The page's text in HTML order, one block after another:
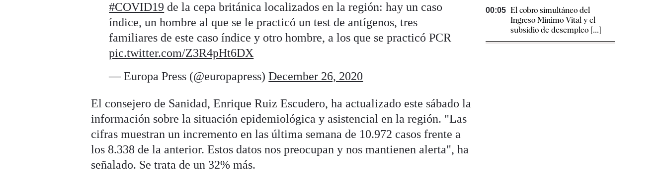
#COVID19 de la cepa británica localizados en la región: hay un caso
índice, un hombre al que se le practicó un test de antígenos, tres
familiares de este caso índice y otro hombre, a los que se practicó PCR
pic.twitter.com/Z3R4pHt6DX
— Europa Press (@europapress)December 26, 2020
El consejero de Sanidad, Enrique Ruiz Escudero, ha actualizado este sábado la
información sobre la situación epidemiológica y asistencial en la región. "Las
cifras muestran un incremento en las última semana de 10.972 casos frente a
los 8.338 de la anterior. Estos datos nos preocupan y nos mantienen alerta", ha
señalado. Se trata de un 32% más.
00:05 El cobro simultáneo del
Ingreso Mínimo Vital y el
subsidio de desempleo [...]